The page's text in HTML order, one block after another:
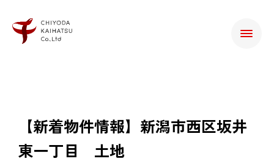
【新着物件情報】新潟市西区坂井
東一丁目 土地